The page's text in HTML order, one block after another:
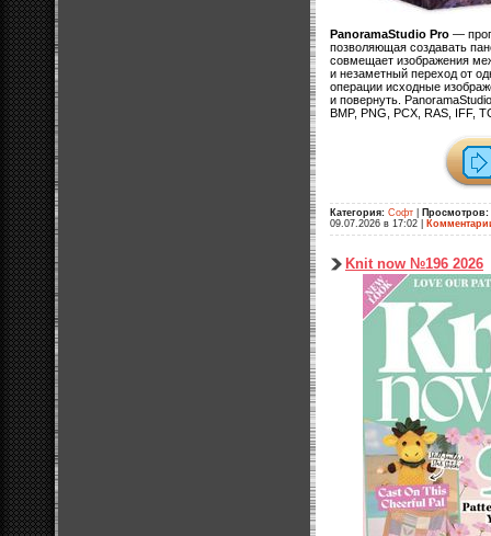
PanoramaStudio Pro —
позволяющая создавать
совмещает изображения
и незаметный переход от
операции исходные
и повернуть.
BMP, PNG, PCX, RAS, IFF,
Категория: Софт Просмотров:
09.07.2026 в 17:02
Knit now №196 2026